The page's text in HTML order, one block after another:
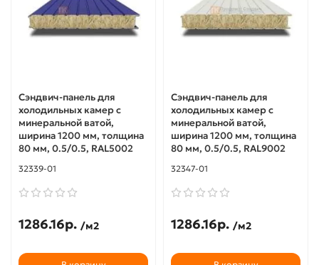
Сэндвич-панель для
холодильных камер с
минеральной ватой,
ширина 1200 мм, толщина
80 мм, 0.5/0.5, RAL5002
32339-01
1286.16р. /м2
Сэндвич-панель для
холодильных камер с
минеральной ватой,
ширина 1200 мм, толщина
80 мм, 0.5/0.5, RAL9002
32347-01
1286.16р. /м2